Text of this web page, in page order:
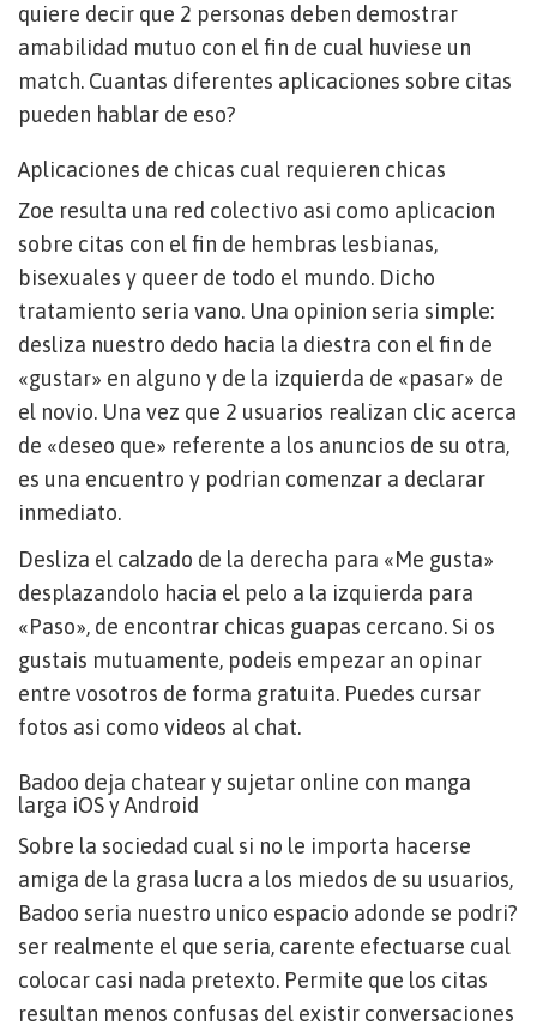
quiere decir que 2 personas deben demostrar
amabilidad mutuo con el fin de cual huviese un
match. Cuantas diferentes aplicaciones sobre citas
pueden hablar de eso?
Aplicaciones de chicas cual requieren chicas
Zoe resulta una red colectivo asi­ como aplicacion
sobre citas con el fin de hembras lesbianas,
bisexuales y queer de todo el mundo. Dicho
tratamiento seri­a vano. Una opinion seri­a simple:
desliza nuestro dedo hacia la diestra con el fin de
«gustar» en alguno y de la izquierda de «pasar» de
el novio. Una vez que 2 usuarios realizan clic acerca
de «deseo que» referente a los anuncios de su otra,
es una encuentro y podrian comenzar a declarar
inmediato.
Desliza el calzado de la derecha para «Me gusta»
desplazandolo hacia el pelo a la izquierda para
«Paso», de encontrar chicas guapas cercano. Si os
gustais mutuamente, podeis empezar an opinar
entre vosotros de forma gratuita. Puedes cursar
fotos asi­ como videos al chat.
Badoo deja chatear y sujetar online con manga
larga iOS y Android
Sobre la sociedad cual si no le importa hacerse
amiga de la grasa lucra a los miedos de su usuarios,
Badoo seri­a nuestro unico espacio adonde se podri?
ser realmente el que seri­a, carente efectuarse cual
colocar casi nada pretexto. Permite que los citas
resultan menos confusas del existir conversaciones